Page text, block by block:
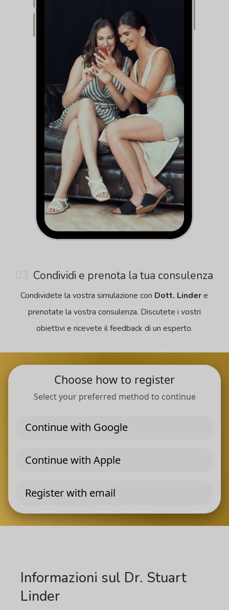
Condividi e prenota la tua consulenza
Condividete la vostra simulazione con Dott. Lindere
prenotate la vostra consulenza. Discutete i vostri
obiettivi e ricevete il feedback di un esperto.
Informazioni sul Dr. Stuart
Linder